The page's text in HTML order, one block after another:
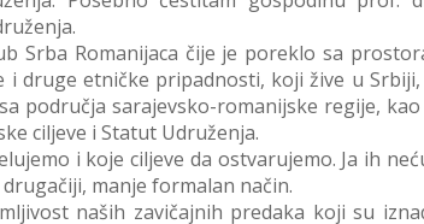
Srba Romanijaca čije je poreklo sa
i druge etničke pripadnosti, koji žive u Srbiji,
područja sarajevsko-romanijske regije, kao
ciljeve i Statut Udruženja.
i koje ciljeve da ostvarujemo. Ja ih
manje formalan način.
naših zavičajnih predaka koji su